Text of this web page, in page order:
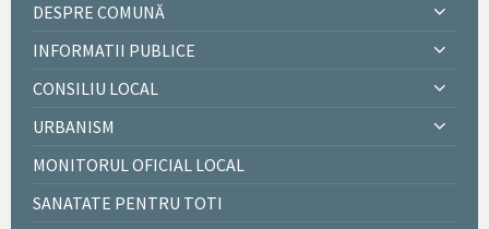
DESPRE COMUNĂ
INFORMATII PUBLICE
CONSILIU LOCAL
URBANISM
MONITORUL OFICIAL LOCAL
SANATATE PENTRU TOTI